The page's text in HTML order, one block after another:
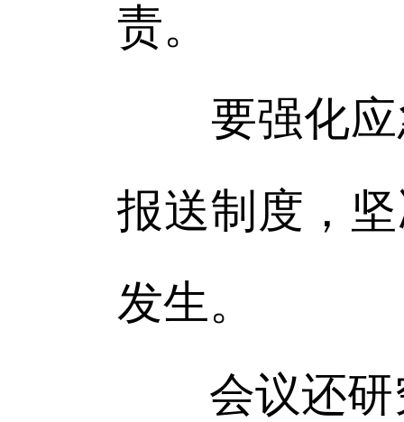
责。
要强化应
报送制度，
发生。
会议还研